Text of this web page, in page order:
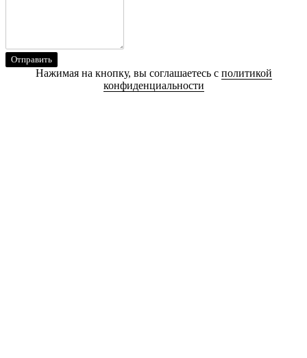
Отправить
Нажимая на кнопку, вы соглашаетесь с политикой
конфиденциальности